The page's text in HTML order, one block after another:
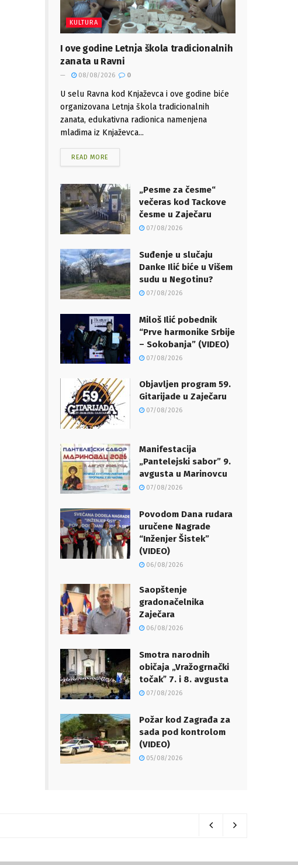
KULTURA
I ove godine Letnja škola tradicionalnih
zanata u Ravni
08/08/2026 0
U selu Ravna kod Knjaževca i ove godine biće
organizovana Letnja škola tradicionalnih
zanata, edukativna radionica namenjena
mladima iz Knjaževca...
READ MORE
„Pesme za česme“
večeras kod Tackove
česme u Zaječaru
07/08/2026
Suđenje u slučaju
Danke Ilić biće u Višem
sudu u Negotinu?
07/08/2026
Miloš Ilić pobednik
“Prve harmonike Srbije
– Sokobanja” (VIDEO)
07/08/2026
Objavljen program 59.
Gitarijade u Zaječaru
07/08/2026
Manifestacija
„Pantelejski sabor” 9.
avgusta u Marinovcu
07/08/2026
Povodom Dana rudara
uručene Nagrade
“Inženjer Šistek”
(VIDEO)
06/08/2026
Saopštenje
gradonačelnika
Zaječara
06/08/2026
Smotra narodnih
običaja „Vražogrnački
točakˮ 7. i 8. avgusta
07/08/2026
Požar kod Zagrađa za
sada pod kontrolom
(VIDEO)
05/08/2026